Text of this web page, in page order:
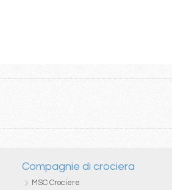
Compagnie di crociera
MSC Crociere